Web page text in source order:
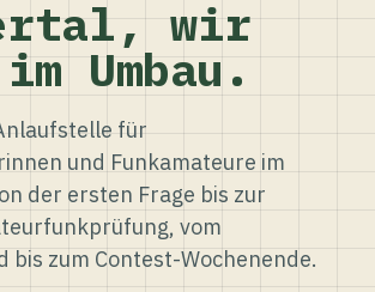
wir
Umbau.
für
und Funkamateure im
der ersten Frage bis zur
vom
bis zum Contest-Wochenende.